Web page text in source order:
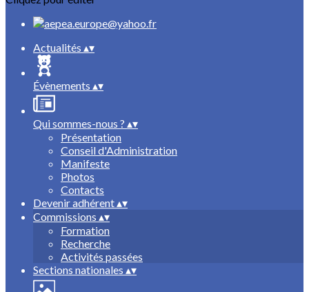
Actualités ▴▾
Évènements ▴▾
Qui sommes-nous ? ▴▾
Présentation
Conseil d'Administration
Manifeste
Photos
Contacts
Devenir adhérent▴▾
Commissions ▴▾
Formation
Recherche
Activités passées
Sections nationales ▴▾